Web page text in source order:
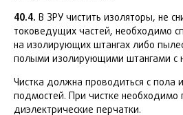
40.4. В ЗРУ чистить изоляторы, не
токоведущих частей, необходимо
на изолирующих штангах либо
полыми изолирующими штангами с
Чистка должна проводиться с пола
подмостей. При чистке необходимо
диэлектрические перчатки.